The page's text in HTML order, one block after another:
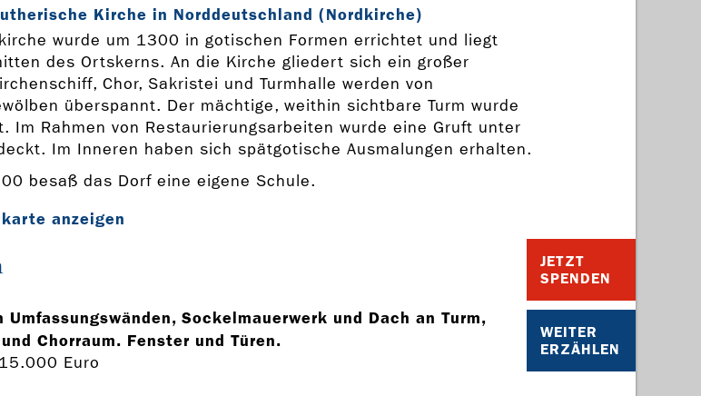
JETZT
SPENDEN
WEITER
ERZÄHLEN
Kirche in Norddeutschland (Nordkirche)
wurde um 1300 in gotischen Formen errichtet und liegt
des Ortskerns. An die Kirche gliedert sich ein großer
Chor, Sakristei und Turmhalle werden von
überspannt. Der mächtige, weithin sichtbare Turm wurde
Im Rahmen von Restaurierungsarbeiten wurde eine Gruft unter
Im Inneren haben sich spätgotische Ausmalungen erhalten.
besaß das Dorf eine eigene Schule.
anzeigen
Umfassungswänden, Sockelmauerwerk und Dach an Turm,
Chorraum. Fenster und Türen.
Euro